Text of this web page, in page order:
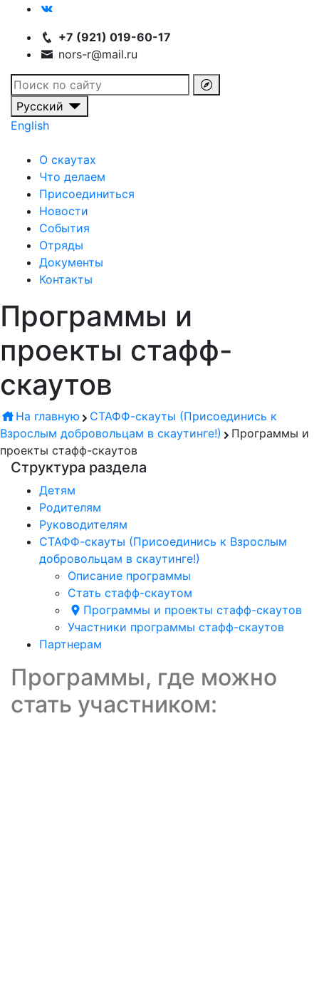
+7 (921) 019-60-17
nors-r@mail.ru
Русский
English
О скаутах
Что делаем
Присоединиться
Новости
События
Отряды
Документы
Контакты
Программы и
проекты стафф-
скаутов
На главную
СТАФФ-скауты (Присоединись к
Взрослым добровольцам в скаутинге!)
Программы и
проекты стафф-скаутов
Структура раздела
Детям
Родителям
Руководителям
СТАФФ-скауты (Присоединись к Взрослым
добровольцам в скаутинге!)
Описание программы
Стать стафф-скаутом
Программы и проекты стафф-скаутов
Участники программы стафф-скаутов
Партнерам
Программы, где можно
стать участником: